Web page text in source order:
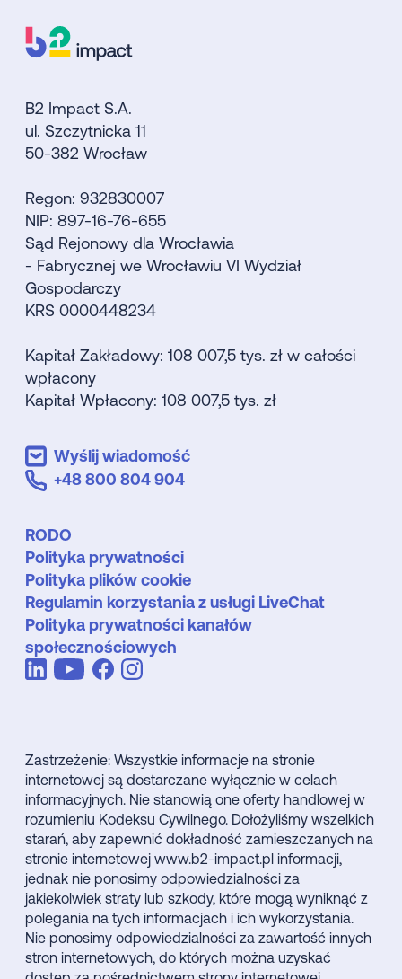
B2 Impact S.A.
ul. Szczytnicka 11
50-382 Wrocław
Regon: 932830007
NIP: 897-16-76-655
Sąd Rejonowy dla Wrocławia
- Fabrycznej we Wrocławiu VI Wydział
Gospodarczy
KRS 0000448234
Kapitał Zakładowy: 108 007,5 tys. zł w całości
wpłacony
Kapitał Wpłacony: 108 007,5 tys. zł
Wyślij wiadomość
+48 800 804 904
RODO
Polityka prywatności
Polityka plików cookie
Regulamin korzystania z usługi LiveChat
Polityka prywatności kanałów
społecznościowych
Zastrzeżenie: Wszystkie informacje na stronie
internetowej są dostarczane wyłącznie w celach
informacyjnych. Nie stanowią one oferty handlowej w
rozumieniu Kodeksu Cywilnego. Dołożyliśmy wszelkich
starań, aby zapewnić dokładność zamieszczanych na
stronie internetowej www.b2-impact.pl informacji,
jednak nie ponosimy odpowiedzialności za
jakiekolwiek straty lub szkody, które mogą wyniknąć z
polegania na tych informacjach i ich wykorzystania.
Nie ponosimy odpowiedzialności za zawartość innych
stron internetowych, do których można uzyskać